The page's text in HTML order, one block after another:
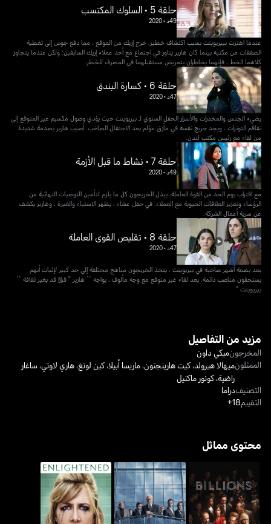
حلقة 5 • السلوك المكتسب
49د •
2020
عندما اهتزت بييربوينت بسبب اكتشاف خطير، خرج إريك من الموقع ، مما دفع جوس إلى تغطية
الصفقات من مكتبه بينما كان هاربر يناور في اجتماع مع أحد عملاء إريك السابقين؛ ولكن عندما يتجاوز
كلاهما الخط ، فإنهما يخاطران بتعريض مستقبلهما في المصرف للخطر.
حلقة 6 • كسارة البندق
47د •
2020
يضيء الجنس والمخدرات والأسرار الحفل السنوي لـ بيربوينت حيث يؤدي وصول مكسيم غير المتوقع إلى
تفاقم التوترات ، ويجد جريج نفسه في مأزق مؤلم بعد الاحتفال الصاخب. أصيب هاربر بصدمة شديدة
من لقاء مع رئيس مكتب لندن.
حلقة 7 • نشاط ما قبل الأزمة
49د •
2020
مع اقتراب يوم الحد من القوة العاملة، يبذل الخريجون كل ما يلزم لتأمين التوصيات النهائية من
الرؤساء وتعزيز العلاقات الحيوية مع العملاء. في حفل عشاء ، يظهر الاستياء والغيرة ، وهاربر يكشف
عن سرية أعمال الشركة.
حلقة 8 • تقليص القوى العاملة
47د •
2020
بعد بضعة أشهر صاخبة في بيربوينت ، يتخذ الخريجون مناهج مختلفة إلى حد كبير لإثبات أنهم
يستحقون مناصب دائمة. بعد لقاء غير متوقع مع وجه مألوف ، يواجه `` هاربر '' قرارًا قد يغير ثقافة ``
بيربوينت ''.
مزيد من التفاصيل
المخرجونميكي داون
الممثلونميهالا هيرولد،كيت هارينجتون،ماريسا أبيلا،كين لونغ،هاري لاوتي، ساغار
راضية،كونور ماكنيل
التصنيفدراما
التقييم18+
محتوى مماثل
بيليانز الخلافة - ساكساشين إنلايتيند